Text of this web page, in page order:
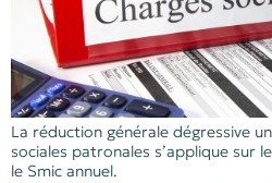
La réduction générale dégressive
sociales patronales s’applique sur
le Smic annuel.